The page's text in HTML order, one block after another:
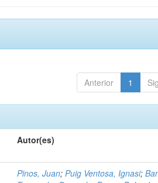
Anterior 1
Autor(es)
Pinos, Juan;Puig Ventosa, Ignasi;